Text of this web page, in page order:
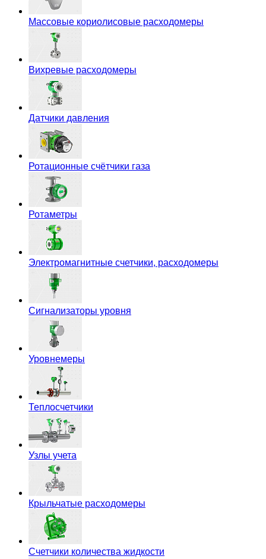
Массовые кориолисовые расходомеры
Вихревые расходомеры
Датчики давления
Ротационные счётчики газа
Ротаметры
Электромагнитные счетчики, расходомеры
Сигнализаторы уровня
Уровнемеры
Теплосчетчики
Узлы учета
Крыльчатые расходомеры
Счетчики количества жидкости